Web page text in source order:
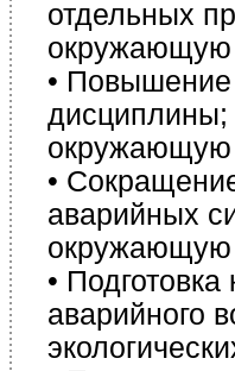
отдельных
окружающую
• Повышение
дисциплины;
окружающую
•
аварийных
окружающую
•
аварийнoго